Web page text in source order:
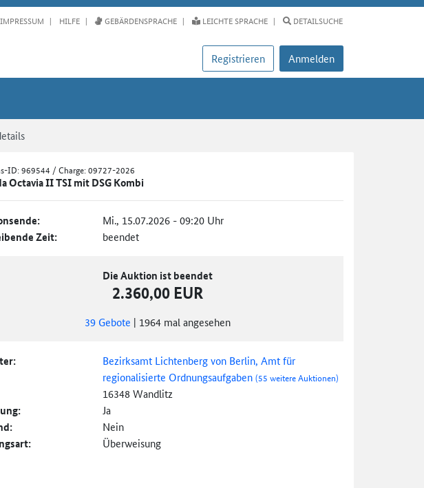
IMPRESSUM HILFE GEBÄRDENSPRACHE LEICHTE SPRACHE DETAILSUCHE
Registrieren Anmelden
ID:969544 / Charge: 09727-2026
Octavia II TSI mit DSG Kombi
Mi., 15.07.2026 - 09:20 Uhr
Zeit: beendet
Die Auktion ist beendet
2.360,00 EUR
39 Gebote | 1964 mal angesehen
Bezirksamt Lichtenberg von Berlin, Amt für
regionalisierte Ordnungsaufgaben (55 weitere Auktionen)
16348 Wandlitz
Ja
Nein
Überweisung